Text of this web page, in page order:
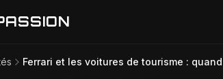
Ferrari et les voitures de tourisme :